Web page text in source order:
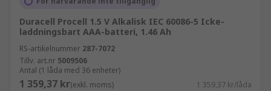
Duracell Procell 1.5 V Alkalisk IEC 60086-5 Icke-
laddningsbart AAA-batteri, 1.46 Ah
RS-artikelnummer 287-7072
Tillv. art.nr 5009506
Antal (1 låda med 36 enheter)
1 359,37 kr(exkl. moms) 1 359,37 kr/låda